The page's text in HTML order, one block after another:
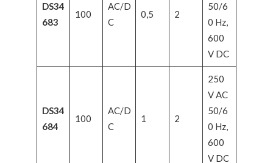
DS34
683
100
AC/D
C
0,5 2
50/6
0 Hz,
600
V DC
DS34
684
100
AC/D
C
1 2
250
V AC
50/6
0 Hz,
600
V DC